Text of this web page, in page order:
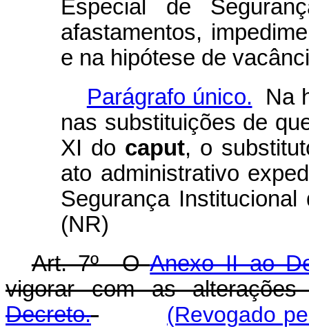
Especial de
afastamentos,
e na hipótese de
Parágrafo único. Na
nas substituições de
XI do caput, o
ato administrativo
Segurança
(NR)
Art. 7º OAnexo II ao
vigorar com as
Decreto.
(Revogado